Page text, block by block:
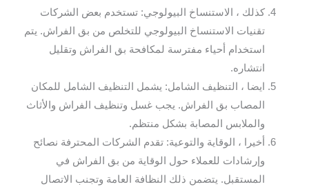
كذلك ، الاستنساخ البيولوجي: تستخدم بعض الشركات
تقنيات الاستنساخ البيولوجي للتخلص من بق الفراش. يتم
استخدام أحياء مفترسة لمكافحة بق الفراش وتقليل
انتشاره.
ايضا ، التنظيف الشامل: يشمل التنظيف الشامل للمكان
المصاب بق الفراش. يجب غسل وتنظيف الفراش والأثاث
والملابس المصابة بشكل منتظم.
أخيرا ، الوقاية والتوعية: تقدم الشركات المحترفة نصائح
وإرشادات للعملاء حول الوقاية من بق الفراش في
المستقبل. يتضمن ذلك النظافة العامة وتجنب الاتصال